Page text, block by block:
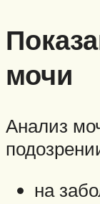
мочи
Анализ
на